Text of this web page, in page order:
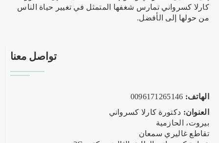
كارلا كسرواني تمارس شغفها المتمثل في تغيير حياة الناس
من حولها إلى الأفضل.
تواصل معنا
الهاتف:
العنوان: دكتورة كارلا كسرواني
بيروت، الحازمية
تقاطع غاليري سمعان